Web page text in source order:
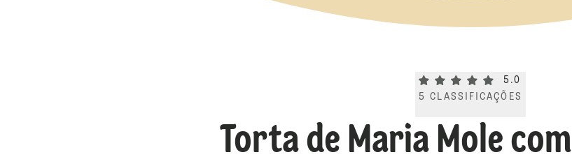
Current rating 5.0.
5.0
5
CLASSIFICAÇÕES
Torta de Maria Mole